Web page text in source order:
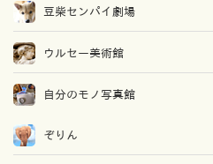
豆柴センパイ劇場
ウルセー美術館
自分のモノ写真館
ぞりん